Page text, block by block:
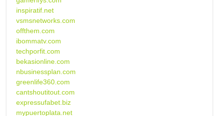
inspiratif.net
vsmsnetworks.com
offthem.com
ibommatv.com
techporfit.com
bekasionline.com
nbusinessplan.com
greenlife360.com
cantshoutitout.com
expressufabet.biz
mypuertoplata.net